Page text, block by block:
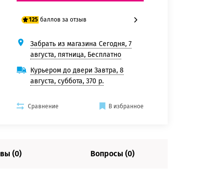
125 баллов за отзыв
100 баллов
125 баллов
Забрать из магазина Сегодня, 7
августа, пятница, Бесплатно
Курьером до двери Завтра, 8
августа, суббота, 370 р.
Сравнение В избранное
(0) Вопросы (0)